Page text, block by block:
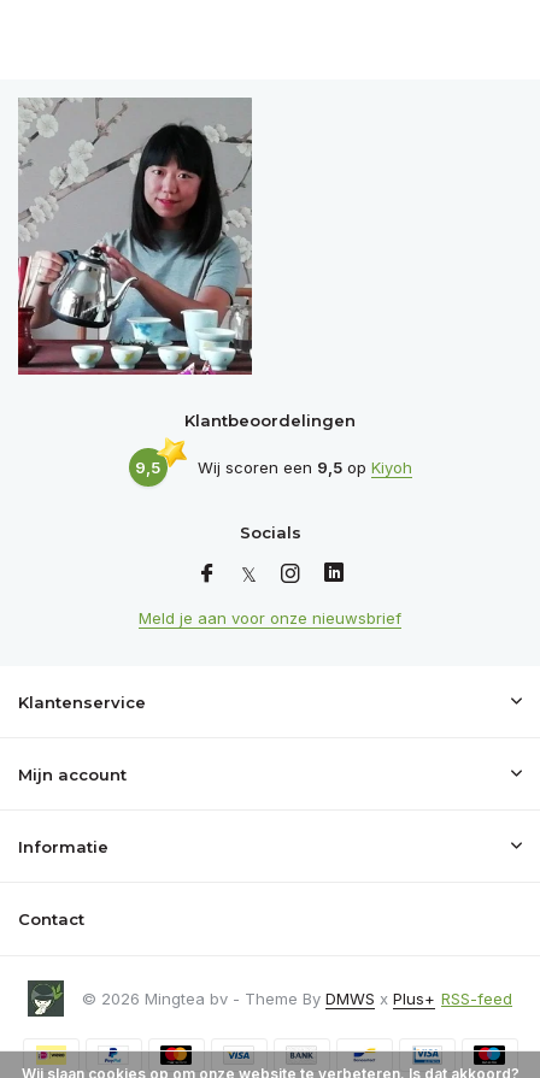
Klantbeoordelingen
9,5 Wij scoren een 9,5op Kiyoh
Socials
Meld je aan voor onze nieuwsbrief
Klantenservice
Mijn account
Informatie
Contact
© 2026 Mingtea bv - Theme By DMWS x Plus+ RSS-feed
Wij slaan cookies op om onze website te verbeteren. Is dat akkoord?